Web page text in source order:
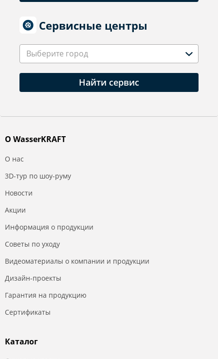
Сервисные центры
Выберите город
Найти сервис
О WasserKRAFT
О нас
3D-тур по шоу-руму
Новости
Акции
Информация о продукции
Советы по уходу
Видеоматериалы о компании и продукции
Дизайн-проекты
Гарантия на продукцию
Сертификаты
Каталог